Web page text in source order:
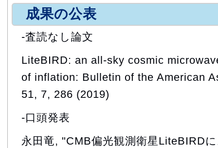
成果の公表
-査読なし論文
LiteBIRD: an all-sky cosmic
of inflation: Bulletin of the American
51, 7, 286 (2019)
-口頭発表
永田竜, "CMB偏光観測衛星LiteBIRD